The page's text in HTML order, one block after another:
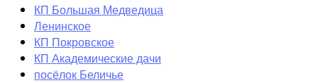
КП Большая Медведица
Ленинское
КП Покровское
КП Академические дачи
посёлок Беличье